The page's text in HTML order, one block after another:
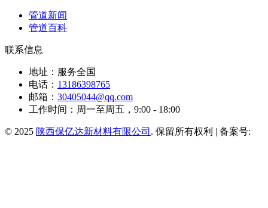
管道新闻
管道百科
联系信息
地址：服务全国
电话： 13186398765
邮箱： 30405044@qq.com
工作时间：周一至周五，9:00 - 18:00
© 2025 陕西保亿达新材料有限公司 . 保留所有权利 | 备案号: